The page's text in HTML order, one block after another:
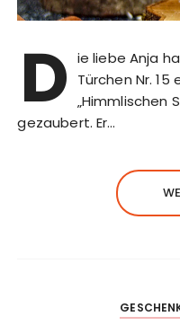
D ie liebe Anja
Türchen Nr.
„Himmlischen
gezaubert. Er…